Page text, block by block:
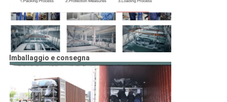
Imballaggio e consegna